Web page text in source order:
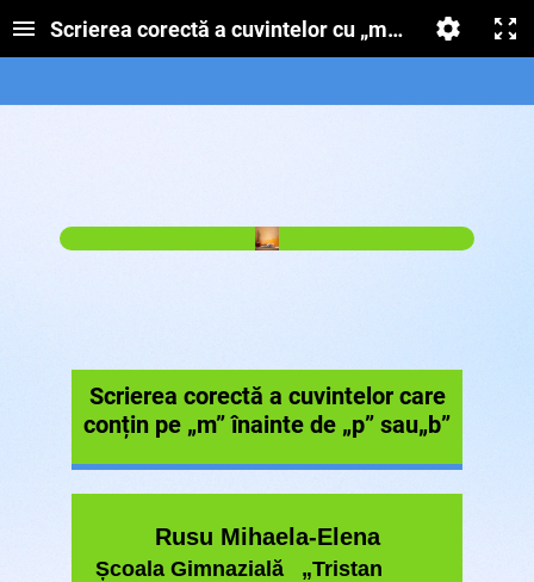
Scrierea corectă a cuvintelor cu „m” înainte de „p”
Scrierea corectă a cuvintelor care
conțin pe „m” înainte de „p” sau„b”
Rusu Mihaela-Elena
Școala Gimnazială „Tristan